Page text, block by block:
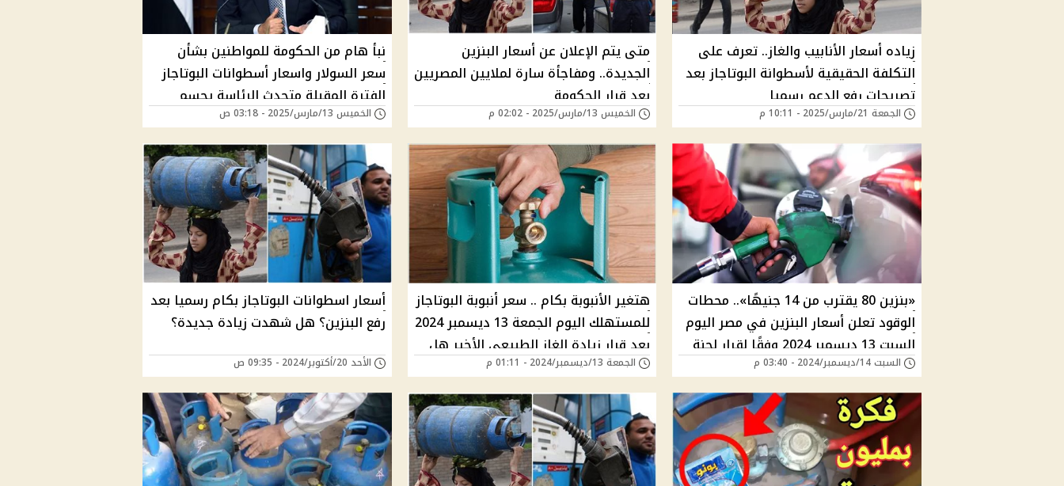
زياده أسعار الأنابيب والغاز.. تعرف على
التكلفة الحقيقية لأسطوانة البوتاجاز بعد
تصريحات رفع الدعم رسميا
الجمعة 21/مارس/2025 - 10:11 م
متى يتم الإعلان عن أسعار البنزين
الجديدة.. ومفاجأة سارة لملايين المصريين
بعد قرار الحكومة
الخميس 13/مارس/2025 - 02:02 م
نبأ هام من الحكومة للمواطنين بشأن
سعر السولار واسعار أسطوانات البوتاجاز
الفترة المقبلة متحدث الرئاسة يحسم
موقف الحكومة علي الهواء مع أحمد
موسي ماذا قال؟
الخميس 13/مارس/2025 - 03:18 ص
«بنزين 80 يقترب من 14 جنيهًا».. محطات
الوقود تعلن أسعار البنزين في مصر اليوم
السبت 13 ديسمبر 2024 وفقًا لقرار لجنة
التسعير لتر السولار بكام؟
السبت 14/ديسمبر/2024 - 03:40 م
هتغير الأنبوبة بكام .. سعر أنبوبة البوتاجاز
للمستهلك اليوم الجمعة 13 ديسمبر 2024
بعد قرار زيادة الغاز الطبيعي الأخير هل
وصلت 400 جنيه ؟
الجمعة 13/ديسمبر/2024 - 01:11 م
أسعار اسطوانات البوتاجاز بكام رسميا بعد
رفع البنزين؟ هل شهدت زيادة جديدة؟
الأحد 20/أكتوبر/2024 - 09:35 ص